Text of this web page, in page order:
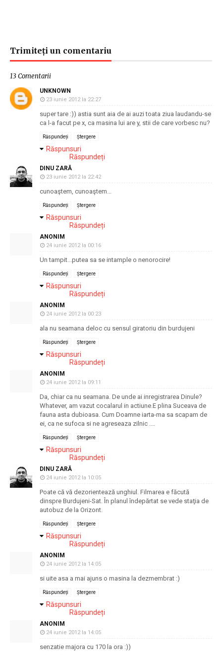
Trimiteți un comentariu
13 Comentarii
UNKNOWN
23 iunie 2012 la 22:27
super tare :)) astia sunt aia de ai auzi toata ziua laudandu-se
ca l-a facut pe x, ca masina lui are y, stii de care vorbesc nu?
Răspundeți Ștergere
Răspunsuri
Răspundeți
DINU ZARĂ
23 iunie 2012 la 22:42
cunoaştem, cunoaştem...
Răspundeți Ștergere
Răspunsuri
Răspundeți
ANONIM
24 iunie 2012 la 00:16
Un tampit...putea sa se intample o nenorocire!
Răspundeți Ștergere
Răspunsuri
Răspundeți
ANONIM
24 iunie 2012 la 00:23
ala nu seamana deloc cu sensul giratoriu din burdujeni
Răspundeți Ștergere
Răspunsuri
Răspundeți
ANONIM
24 iunie 2012 la 09:11
Da, chiar ca nu seamana. De unde ai inregistrarea Dinule?
Whatever, am vazut cocalarul in actiune.E plina Suceava de
fauna asta dubioasa. Cum Doamne iarta-ma sa scapam de
ei, ca ne sufoca si ne agreseaza zilnic ....
Răspundeți Ștergere
Răspunsuri
Răspundeți
DINU ZARĂ
24 iunie 2012 la 10:05
Poate că vă dezorientează unghiul. Filmarea e făcută
dinspre Burdujeni-Sat. În planul îndepărtat se vede staţia de
autobuz de la Orizont.
Răspundeți Ștergere
Răspunsuri
Răspundeți
ANONIM
24 iunie 2012 la 14:05
si uite asa a mai ajuns o masina la dezmembrat :)
Răspundeți Ștergere
Răspunsuri
Răspundeți
ANONIM
24 iunie 2012 la 14:05
senzatie majora cu 170 la ora :))